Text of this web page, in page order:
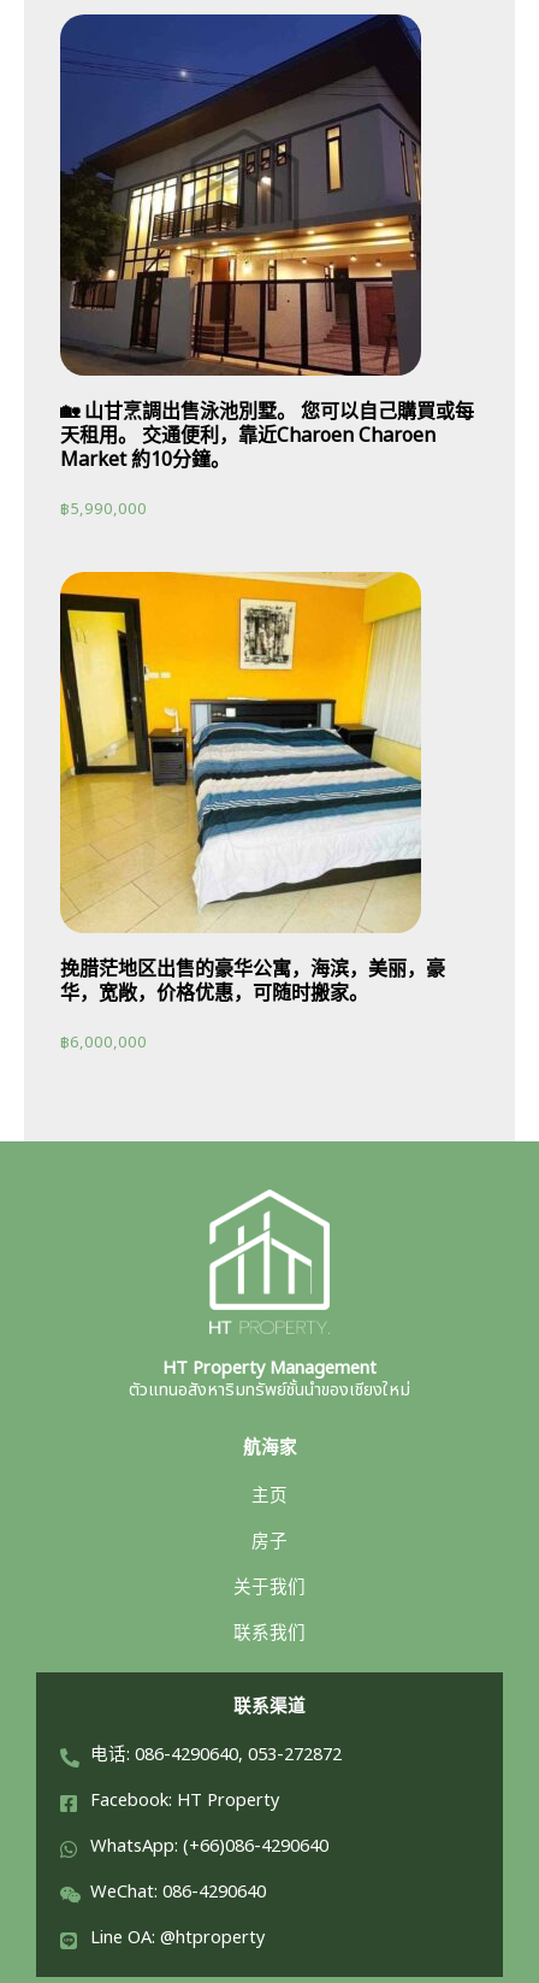
🏡 山甘烹調出售泳池別墅。 您可以自己購買或每
天租用。 交通便利，靠近Charoen Charoen
Market 約10分鐘。
฿5,990,000
挽腊茫地区出售的豪华公寓，海滨，美丽，豪
华，宽敞，价格优惠，可随时搬家。
฿6,000,000
HT Property Management
ตัวแทนอสังหาริมทรัพย์ชั้นนำของเชียงใหม่
航海家
主页
房子
关于我们
联系我们
联系渠道
电话: 086-4290640, 053-272872
Facebook: HT Property
WhatsApp: (+66)086-4290640
WeChat: 086-4290640
Line OA: @htproperty